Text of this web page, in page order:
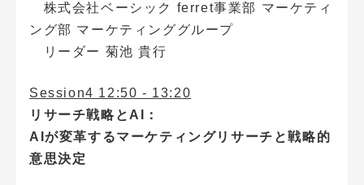
株式会社ベーシック ferret事業部 マーケティ
ング部 マーケティンググループ
リーダー 菊池 貴行
Session4 12:50 - 13:20
リサーチ戦略とAI：
AIが変革するマーケティングリサーチと戦略的
意思決定